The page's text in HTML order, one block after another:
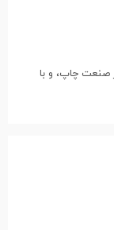
صنعت چاپ، و با